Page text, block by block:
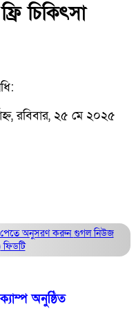
চিকিৎসা
রবিবার, ২৫ মে ২০২৫
পেতে অনুসরণ করুনগুগল নিউজ
ফিডটি
অনুষ্ঠিত